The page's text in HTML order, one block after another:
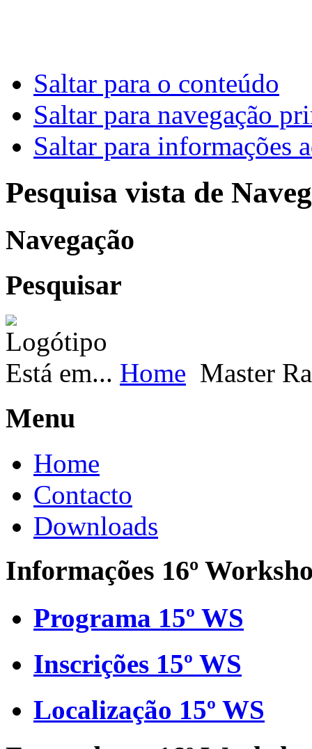
Saltar para o conteúdo
Saltar para navegação
Saltar para informações
Pesquisa vista de
Navegação
Pesquisar
Está em... Home Master
Menu
Home
Contacto
Downloads
Informações 16º
Programa 15º WS
Inscrições 15º WS
Localização 15º WS